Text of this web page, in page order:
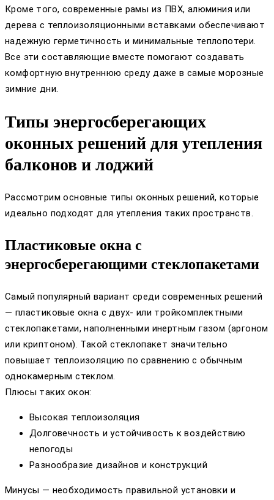
Кроме того, современные рамы из ПВХ, алюминия или
дерева с теплоизоляционными вставками обеспечивают
надежную герметичность и минимальные теплопотери.
Все эти составляющие вместе помогают создавать
комфортную внутреннюю среду даже в самые морозные
зимние дни.
Типы энергосберегающих
оконных решений для утепления
балконов и лоджий
Рассмотрим основные типы оконных решений, которые
идеально подходят для утепления таких пространств.
Пластиковые окна с
энергосберегающими стеклопакетами
Самый популярный вариант среди современных решений
— пластиковые окна с двух- или тройкомплектными
стеклопакетами, наполненными инертным газом (аргоном
или криптоном). Такой стеклопакет значительно
повышает теплоизоляцию по сравнению с обычным
однокамерным стеклом.
Плюсы таких окон:
Высокая теплоизоляция
Долговечность и устойчивость к воздействию
непогоды
Разнообразие дизайнов и конструкций
Минусы — необходимость правильной установки и